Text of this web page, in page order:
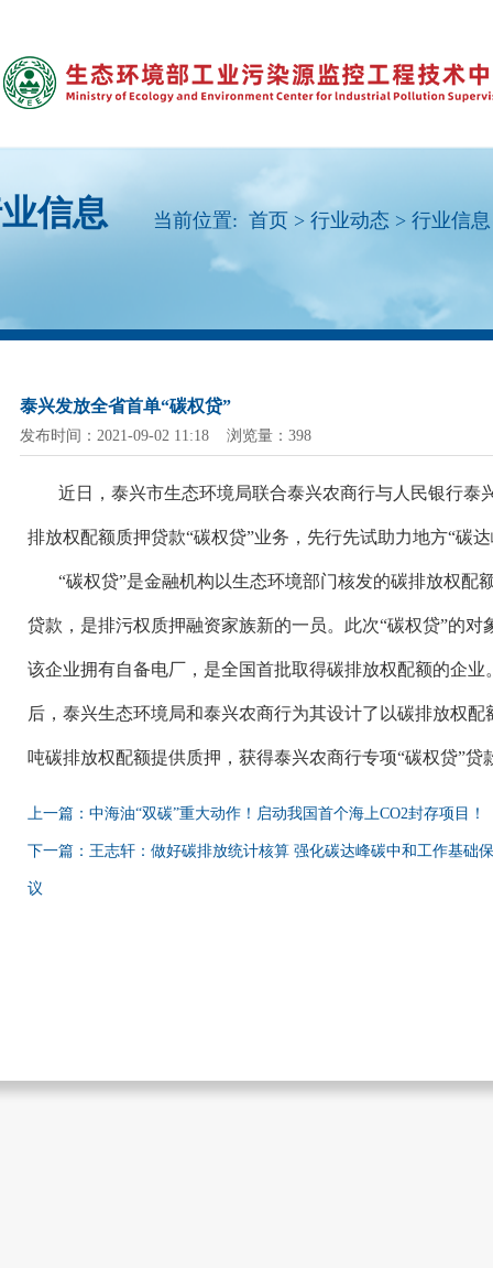
信息 当前位置: 首页 > 行业动态 > 行业信息
泰兴发放全省首单“碳权贷”
发布时间：2021-09-02 11:18 浏览量：398
近日，泰兴市生态环境局联合泰兴农商行与人民银行泰
排放权配额质押贷款“碳权贷”业务，先行先试助力地方“碳
“碳权贷”是金融机构以生态环境部门核发的碳排放权配
贷款，是排污权质押融资家族新的一员。此次“碳权贷”的
该企业拥有自备电厂，是全国首批取得碳排放权配额的企
后，泰兴生态环境局和泰兴农商行为其设计了以碳排放权配
吨碳排放权配额提供质押，获得泰兴农商行专项“碳权贷”贷
上一篇：中海油“双碳”重大动作！启动我国首个海上CO2封存项目！
下一篇：王志轩：做好碳排放统计核算 强化碳达峰碳中和工作基
议